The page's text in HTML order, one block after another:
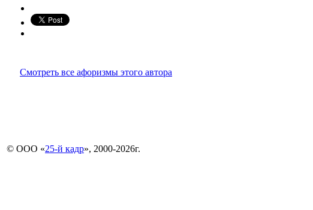
Смотреть все афоризмы этого автора
© ООО «25-й кадр», 2000-2026г.